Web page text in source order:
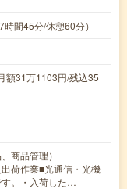
間45分/休憩60分）
31万1103円/残込35
商品管理）
荷作業■光通信・光機
す。・入荷した…